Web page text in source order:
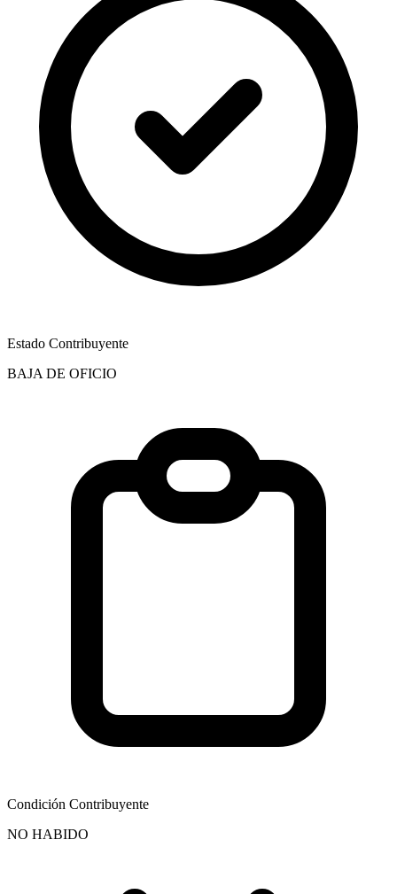
Estado Contribuyente
BAJA DE OFICIO
Condición Contribuyente
NO HABIDO